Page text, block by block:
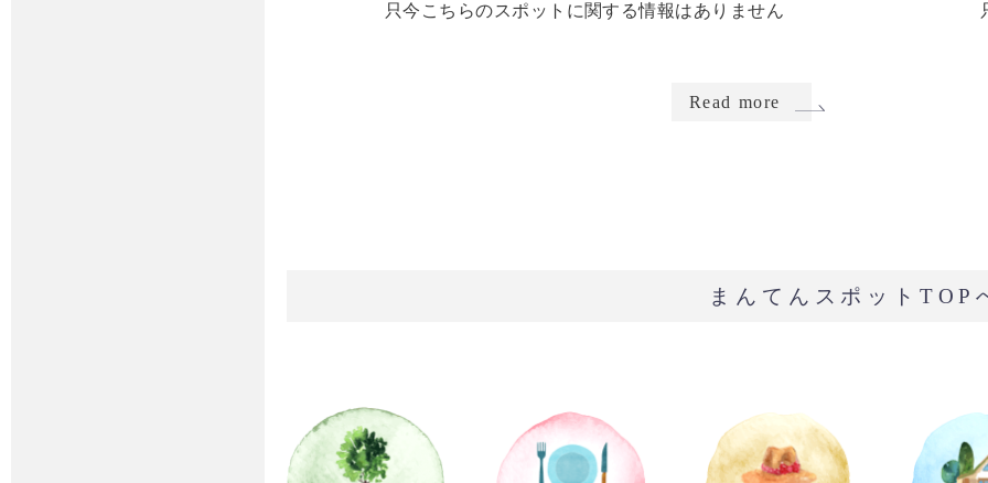
只今こちらのスポットに関する情報はありません
Read more
まんてんスポットTOP